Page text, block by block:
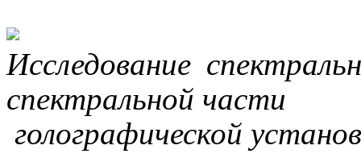
Исследование
спектральной части
голографической